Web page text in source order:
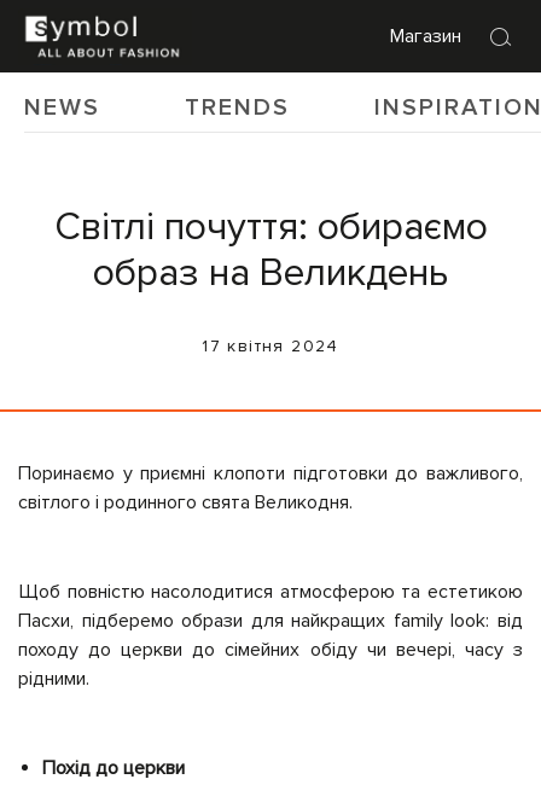
Магазин
NEWS TRENDS
Світлі почуття: обираємо
образ на Великдень
17 квітня 2024
Поринаємо у приємні клопоти підготовки до важливого,
світлого і родинного свята Великодня.
Щоб повністю насолодитися атмосферою та естетикою
Пасхи, підберемо образи для найкращих family look: від
походу до церкви до сімейних обіду чи вечері, часу з
рідними.
Похід до церкви